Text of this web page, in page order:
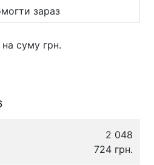
зараз
суму грн.
2 048
724 грн.